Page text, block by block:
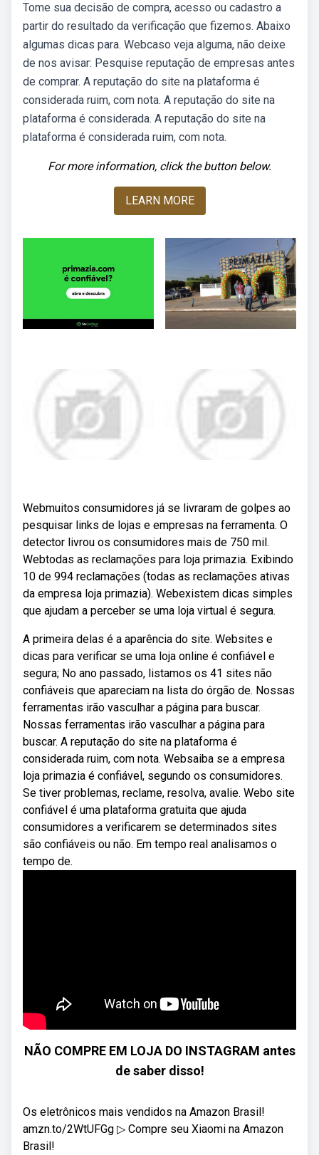
Tome sua decisão de compra, acesso ou cadastro a
partir do resultado da verificação que fizemos. Abaixo
algumas dicas para. Webcaso veja alguma, não deixe
de nos avisar: Pesquise reputação de empresas antes
de comprar. A reputação do site na plataforma é
considerada ruim, com nota. A reputação do site na
plataforma é considerada. A reputação do site na
plataforma é considerada ruim, com nota.
For more information, click the button below.
LEARN MORE
Webmuitos consumidores já se livraram de golpes ao
pesquisar links de lojas e empresas na ferramenta. O
detector livrou os consumidores mais de 750 mil.
Webtodas as reclamações para loja primazia. Exibindo
10 de 994 reclamações (todas as reclamações ativas
da empresa loja primazia). Webexistem dicas simples
que ajudam a perceber se uma loja virtual é segura.
A primeira delas é a aparência do site. Websites e
dicas para verificar se uma loja online é confiável e
segura; No ano passado, listamos os 41 sites não
confiáveis que apareciam na lista do órgão de. Nossas
ferramentas irão vasculhar a página para buscar.
Nossas ferramentas irão vasculhar a página para
buscar. A reputação do site na plataforma é
considerada ruim, com nota. Websaiba se a empresa
loja primazia é confiável, segundo os consumidores.
Se tiver problemas, reclame, resolva, avalie. Webo site
confiável é uma plataforma gratuita que ajuda
consumidores a verificarem se determinados sites
são confiáveis ou não. Em tempo real analisamos o
tempo de.
NÃO COMPRE EM LOJA DO INSTAGRAM antes
de saber disso!
Os eletrônicos mais vendidos na Amazon Brasil!
amzn.to/2WtUFGg ▷ Compre seu Xiaomi na Amazon
Brasil!